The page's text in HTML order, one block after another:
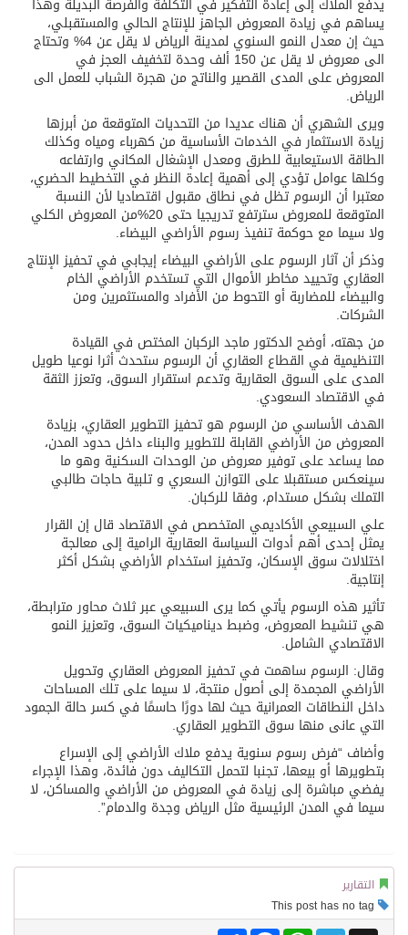
يدفع الملاك إلى إعادة التفكير في التكلفة والفرصة البديلة وهذا
يساهم في زيادة المعروض الجاهز للإنتاج الحالي والمستقبلي،
حيث إن معدل النمو السنوي لمدينة الرياض لا يقل عن 4% وتحتاج
الى معروض لا يقل عن 150 ألف وحدة لتخفيف العجز في
المعروض على المدى القصير والناتج من هجرة الشباب للعمل الى
الرياض.
ويرى الشهري أن هناك عديدا من التحديات المتوقعة من أبرزها
زيادة الاستثمار في الخدمات الأساسية من كهرباء ومياه وكذلك
الطاقة الاستيعابية للطرق ومعدل الإشغال المكاني وارتفاعه
وكلها عوامل تؤدي إلى أهمية إعادة النظر في التخطيط الحضري،
معتبرا أن الرسوم تظل في نطاق مقبول اقتصاديا لأن النسبة
المتوقعة للمعروض سترتفع تدريجيا حتى 20%من المعروض الكلي
ولا سيما مع حوكمة تنفيذ رسوم الأراضي البيضاء.
وذكر أن آثار الرسوم على الأراضي البيضاء إيجابي في تحفيز الإنتاج
العقاري وتحييد مخاطر الأموال التي تستخدم الأراضي الخام
والبيضاء للمضاربة أو التحوط من الأفراد والمستثمرين ومن
الشركات.
من جهته، أوضح الدكتور ماجد الركبان المختص في القيادة
التنظيمية في القطاع العقاري أن الرسوم ستحدث أثرا نوعيا طويل
المدى على السوق العقارية وتدعم استقرار السوق، وتعزز الثقة
في الاقتصاد السعودي.
الهدف الأساسي من الرسوم هو تحفيز التطوير العقاري، بزيادة
المعروض من الأراضي القابلة للتطوير والبناء داخل حدود المدن،
مما يساعد على توفير معروض من الوحدات السكنية وهو ما
سينعكس مستقبلا على التوازن السعري و تلبية حاجات طالبي
التملك بشكل مستدام، وفقا للركبان.
علي السبيعي الأكاديمي المتخصص في الاقتصاد قال إن القرار
يمثل إحدى أهم أدوات السياسة العقارية الرامية إلى معالجة
اختلالات سوق الإسكان، وتحفيز استخدام الأراضي بشكل أكثر
إنتاجية.
تأثير هذه الرسوم يأتي كما يرى السبيعي عبر ثلاث محاور مترابطة،
هي تنشيط المعروض، وضبط ديناميكيات السوق، وتعزيز النمو
الاقتصادي الشامل.
وقال: الرسوم ساهمت في تحفيز المعروض العقاري وتحويل
الأراضي المجمدة إلى أصول منتجة، لا سيما على تلك المساحات
داخل النطاقات العمرانية حيث لها دورًا حاسمًا في كسر حالة الجمود
التي عانى منها سوق التطوير العقاري.
وأضاف “فرض رسوم سنوية يدفع ملاك الأراضي إلى الإسراع
بتطويرها أو بيعها، تجنبا لتحمل التكاليف دون فائدة، وهذا الإجراء
يفضي مباشرة إلى زيادة في المعروض من الأراضي والمساكن، لا
سيما في المدن الرئيسية مثل الرياض وجدة والدمام”.
التقارير